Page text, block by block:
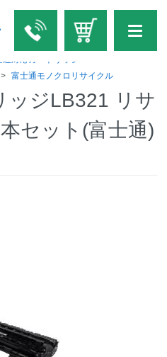
通対応カートリッジ
> 富士通モノクロリサイクル
ッジLB321 リサ
セット(富士通)